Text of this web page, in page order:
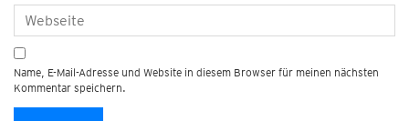
Name, E-Mail-Adresse und Website in diesem Browser für meinen nächsten
Kommentar speichern.